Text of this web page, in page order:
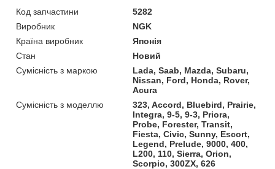
Код запчастини
5282
Виробник
NGK
Країна виробник
Японія
Стан
Новий
Сумісність з маркою
Lada, Saab, Mazda, Subaru,
Nissan, Ford, Honda, Rover,
Acura
Сумісність з моделлю
323, Accord, Bluebird, Prairie,
Integra, 9-5, 9-3, Priora,
Probe, Forester, Transit,
Fiesta, Civic, Sunny, Escort,
Legend, Prelude, 9000, 400,
L200, 110, Sierra, Orion,
Scorpio, 300ZX, 626